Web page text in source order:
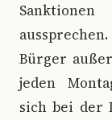
Bürger
jeden
sich bei der